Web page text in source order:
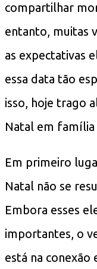
compartilhar
entanto, muitas
as expectativas
essa data tão
isso, hoje trago
Natal em família
Em primeiro
Natal não se
Embora esses
importantes, o
está na conexão